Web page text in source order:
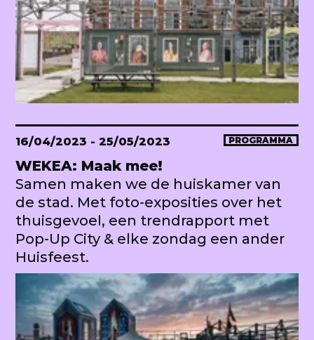
16/04/2023 - 25/05/2023 PROGRAMMA
WEKEA: Maak mee!
Samen maken we de huiskamer van
de stad. Met foto-exposities over het
thuisgevoel, een trendrapport met
Pop-Up City & elke zondag een ander
Huisfeest.